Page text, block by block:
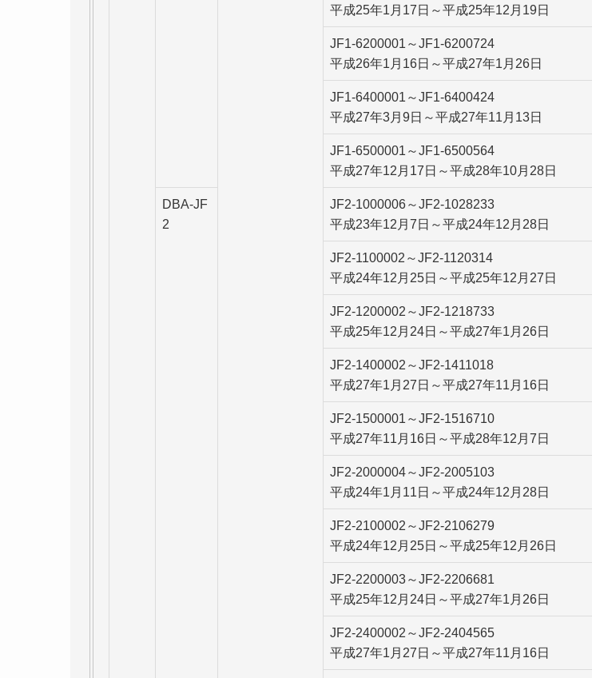
平成25年1月17日～平成25年12月19日
JF1-6200001～JF1-6200724
平成26年1月16日～平成27年1月26日
JF1-6400001～JF1-6400424
平成27年3月9日～平成27年11月13日
JF1-6500001～JF1-6500564
平成27年12月17日～平成28年10月28日
DBA-JF
2
JF2-1000006～JF2-1028233
平成23年12月7日～平成24年12月28日
JF2-1100002～JF2-1120314
平成24年12月25日～平成25年12月27日
JF2-1200002～JF2-1218733
平成25年12月24日～平成27年1月26日
JF2-1400002～JF2-1411018
平成27年1月27日～平成27年11月16日
JF2-1500001～JF2-1516710
平成27年11月16日～平成28年12月7日
JF2-2000004～JF2-2005103
平成24年1月11日～平成24年12月28日
JF2-2100002～JF2-2106279
平成24年12月25日～平成25年12月26日
JF2-2200003～JF2-2206681
平成25年12月24日～平成27年1月26日
JF2-2400002～JF2-2404565
平成27年1月27日～平成27年11月16日